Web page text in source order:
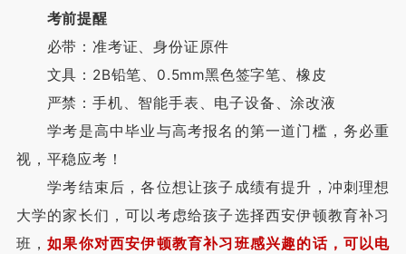
考前提醒
必带：准考证、身份证原件
文具：2B铅笔、0.5mm黑色签字笔、橡皮
严禁：手机、智能手表、电子设备、涂改液
学考是高中毕业与高考报名的第一道门槛，务必重
视，平稳应考！
学考结束后，各位想让孩子成绩有提升，冲刺理想
大学的家长们，可以考虑给孩子选择西安伊顿教育补习
班，如果你对西安伊顿教育补习班感兴趣的话，可以电